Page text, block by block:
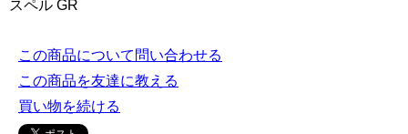
スペル GR
この商品について問い合わせる
この商品を友達に教える
買い物を続ける